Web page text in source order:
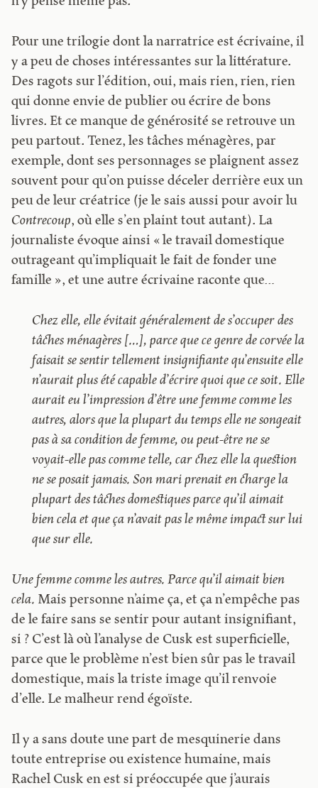
Pour une trilogie dont la narratrice est écrivaine, il
y a peu de choses intéressantes sur la littérature.
Des ragots sur l’édition, oui, mais rien, rien, rien
qui donne envie de publier ou écrire de bons
livres. Et ce manque de générosité se retrouve un
peu partout. Tenez, les tâches ménagères, par
exemple, dont ses personnages se plaignent assez
souvent pour qu’on puisse déceler derrière eux un
peu de leur créatrice (je le sais aussi pour avoir lu
Contrecoup, où elle s’en plaint tout autant). La
journaliste évoque ainsi « le travail domestique
outrageant qu’impliquait le fait de fonder une
famille », et une autre écrivaine raconte que…
Chez elle, elle évitait généralement de s’occuper des
tâches ménagères […], parce que ce genre de corvée la
faisait se sentir tellement insignifiante qu’ensuite elle
n’aurait plus été capable d’écrire quoi que ce soit. Elle
aurait eu l’impression d’être une femme comme les
autres, alors que la plupart du temps elle ne songeait
pas à sa condition de femme, ou peut-être ne se
voyait-elle pas comme telle, car chez elle la question
ne se posait jamais. Son mari prenait en charge la
plupart des tâches domestiques parce qu’il aimait
bien cela et que ça n’avait pas le même impact sur lui
que sur elle.
Une femme comme les autres. Parce qu’il aimait bien
cela. Mais personne n’aime ça, et ça n’empêche pas
de le faire sans se sentir pour autant insignifiant,
si ? C’est là où l’analyse de Cusk est superficielle,
parce que le problème n’est bien sûr pas le travail
domestique, mais la triste image qu’il renvoie
d’elle. Le malheur rend égoïste.
Il y a sans doute une part de mesquinerie dans
toute entreprise ou existence humaine, mais
Rachel Cusk en est si préoccupée que j’aurais